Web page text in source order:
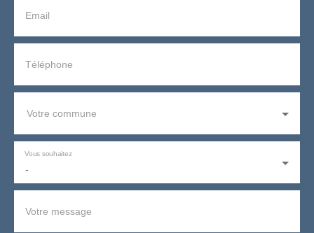
Email
Téléphone
Votre commune
-
Vous souhaitez
Votre message